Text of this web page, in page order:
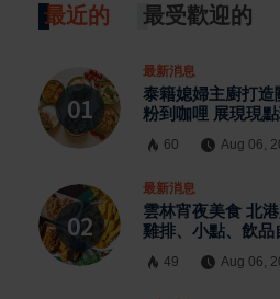
最近的 最受歡迎的
最新消息
泰籍媳婦主廚打
粉到咖哩 展現現
60 Aug 06,
最新消息
雲林宵夜美食 北
雞排、小點、飲品
49 Aug 06,